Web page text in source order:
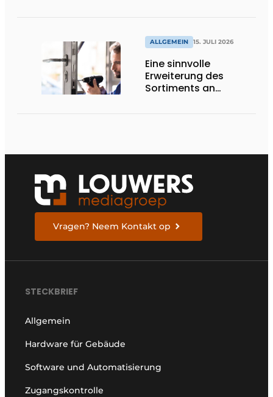
ALLGEMEIN 15. JULI 2026
Eine sinnvolle
Erweiterung des
Sortiments an
Vragen? Neem Kontakt op
STECKBRIEF
Allgemein
Hardware für Gebäude
Software und Automatisierung
Zugangskontrolle